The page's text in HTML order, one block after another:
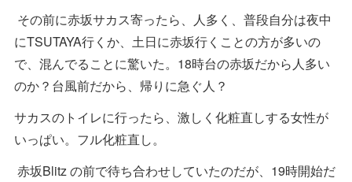
その前に赤坂サカス寄ったら、人多く、普段自分は夜中
にTSUTAYA行くか、土日に赤坂行くことの方が多いの
で、混んでることに驚いた。18時台の赤坂だから人多い
のか？台風前だから、帰りに急ぐ人？
サカスのトイレに行ったら、激しく化粧直しする女性が
いっぱい。フル化粧直し。
赤坂Blitz の前で待ち合わせしていたのだが、19時開始だ